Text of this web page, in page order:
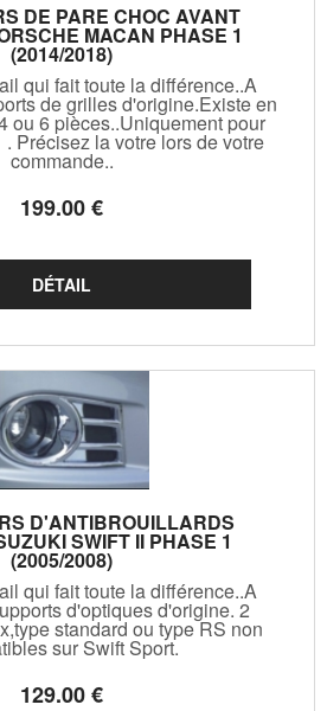
DE PARE CHOC AVANT
MACAN PHASE 1
(2014/2018)
qui fait toute la différence..A
de grilles d'origine.Existe en
ou 6 pièces..Uniquement pour
Précisez la votre lors de votre
commande..
199.00€
D'ANTIBROUILLARDS
SWIFT II PHASE 1
(2005/2008)
qui fait toute la différence..A
d'optiques d'origine. 2
standard ou type RS non
sur Swift Sport.
129.00€